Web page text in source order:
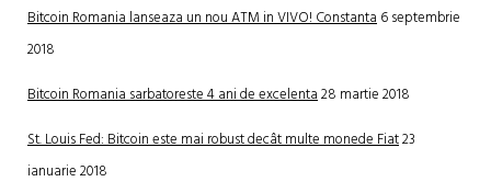
Bitcoin Romania lanseaza un nou ATM in VIVO! Constanta6 septembrie
2018
Bitcoin Romania sarbatoreste 4 ani de excelenta28 martie 2018
St. Louis Fed: Bitcoin este mai robust decât multe monede Fiat23
ianuarie 2018